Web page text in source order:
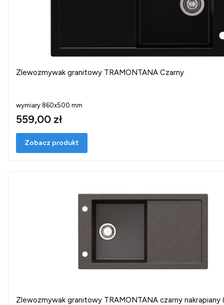
Zlewozmywak granitowy TRAMONTANA Czarny
wymiary 860x500 mm
559,00 zł
Zobacz produkt
Zlewozmywak granitowy TRAMONTANA czarny nakrapiany